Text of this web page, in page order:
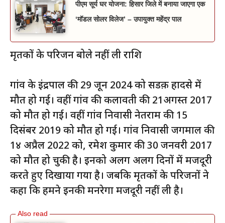
पीएम सूर्य घर योजना: हिसार जिले में बनाया जाएगा एक
‘मॉडल सोलर विलेज’ – उपायुक्त महेंद्र पाल
मृतकों के परिजन बोले नहीं ली राशि
गांव के इंद्रपाल की 29 जून 2024 को सडक़ हादसे में
मौत हो गई। वहीं गांव की कलावती की 21अगस्त 2017
को मौत हो गई। वहीं गांव निवासी नेतराम की 15
दिसंबर 2019 को मौत हो गई। गांव निवासी जगमाल की
1४ अप्रैल 2022 को, रमेश कुमार की 30 जनवरी 2017
को मौत हो चुकी है। इनको अलग अलग दिनों में मजदूरी
करते हुए दिखाया गया है। जबकि मृतकों के परिजनों ने
कहा कि हमने इनकी मनरेगा मजदूरी नहीं ली है।